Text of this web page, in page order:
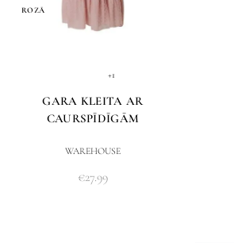
ROZĀ
+1
GARA KLEITA AR
CAURSPĪDĪGĀM
WAREHOUSE
€27.99